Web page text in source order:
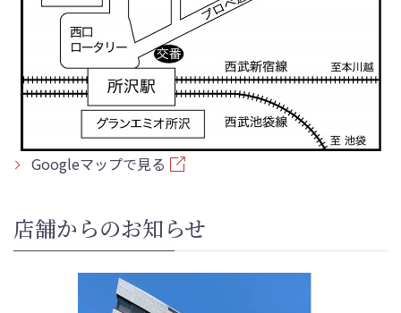
Googleマップで見る
店舗からのお知らせ